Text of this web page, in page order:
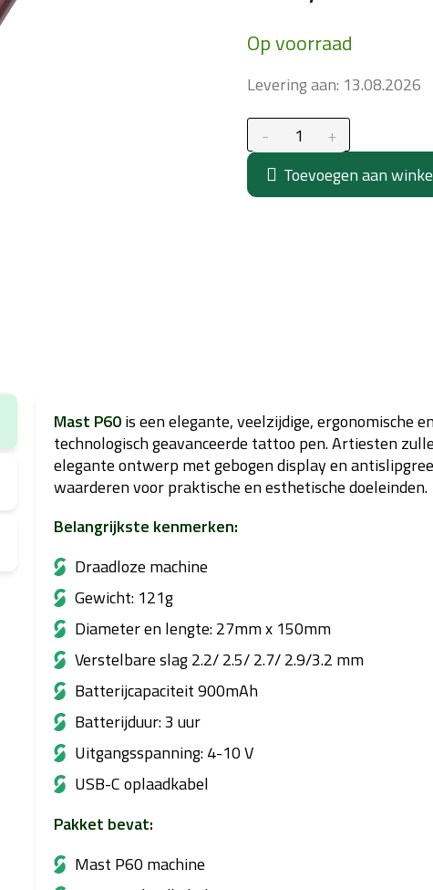
prijs:
Op voorraad
Levering aan: 13.08.2026
Toevoegen aan
Mast P60is een elegante, veelzijdige, ergonomische
technologisch geavanceerde tattoo pen. Artiesten
elegante ontwerp met gebogen display en
waarderen voor praktische en esthetische doeleinden.
Belangrijkste kenmerken:
Draadloze machine
Gewicht: 121g
Diameter en lengte:27mm x 150mm
Verstelbare slag2.2/ 2.5/ 2.7/ 2.9/3.2 mm
Batterijcapaciteit 900mAh
Batterijduur: 3 uur
Uitgangsspanning: 4-10 V
USB-C oplaadkabel
Pakket bevat:
Mast P60 machine